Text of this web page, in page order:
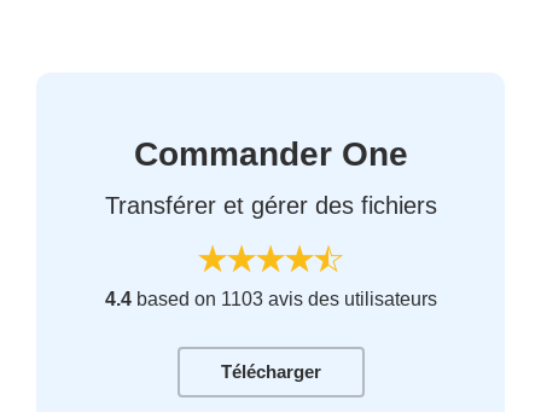
Commander One
Transférer et gérer des fichiers
4.4based on 1103 avis des utilisateurs
Télécharger